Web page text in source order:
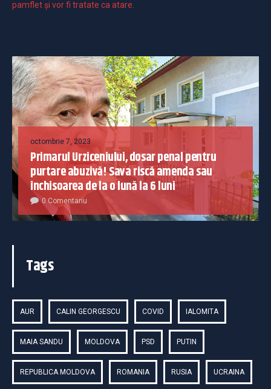
pamflet și vor fi tratate ca atare.
octombrie 7, 2023
Primarul Urziceniului, dosar penal pentru
purtare abuzivă! Sava riscă amenda sau
închisoarea de la o lună la 6 luni
0 Comentariu
Tags
AUR CALIN GEORGESCU COVID IALOMITA
MAIA SANDU MOLDOVA PSD PUTIN
REPUBLICA MOLDOVA ROMANIA RUSIA UCRAINA